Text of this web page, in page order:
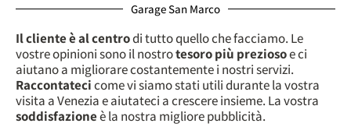
Garage San Marco
Il cliente è al centrodi tutto quello che facciamo. Le
vostre opinioni sono il nostrotesoro più preziosoe ci
aiutano a migliorare costantemente i nostri servizi.
Raccontatecicome vi siamo stati utili durante la vostra
visita a Venezia e aiutateci a crescere insieme. La vostra
soddisfazioneè la nostra migliore pubblicità.